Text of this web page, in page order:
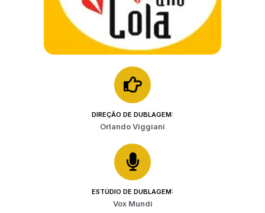
DIREÇÃO DE DUBLAGEM:
Orlando Viggiani
ESTÚDIO DE DUBLAGEM:
Vox Mundi